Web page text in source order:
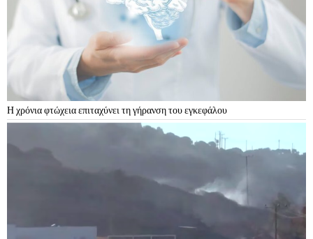
Η χρόνια φτώχεια επιταχύνει τη γήρανση του εγκεφάλου